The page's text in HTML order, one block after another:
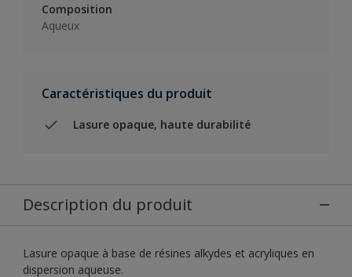
Composition
Aqueux
Caractéristiques du produit
Lasure opaque, haute durabilité
Description du produit
Lasure opaque à base de résines alkydes et acryliques en
dispersion aqueuse.